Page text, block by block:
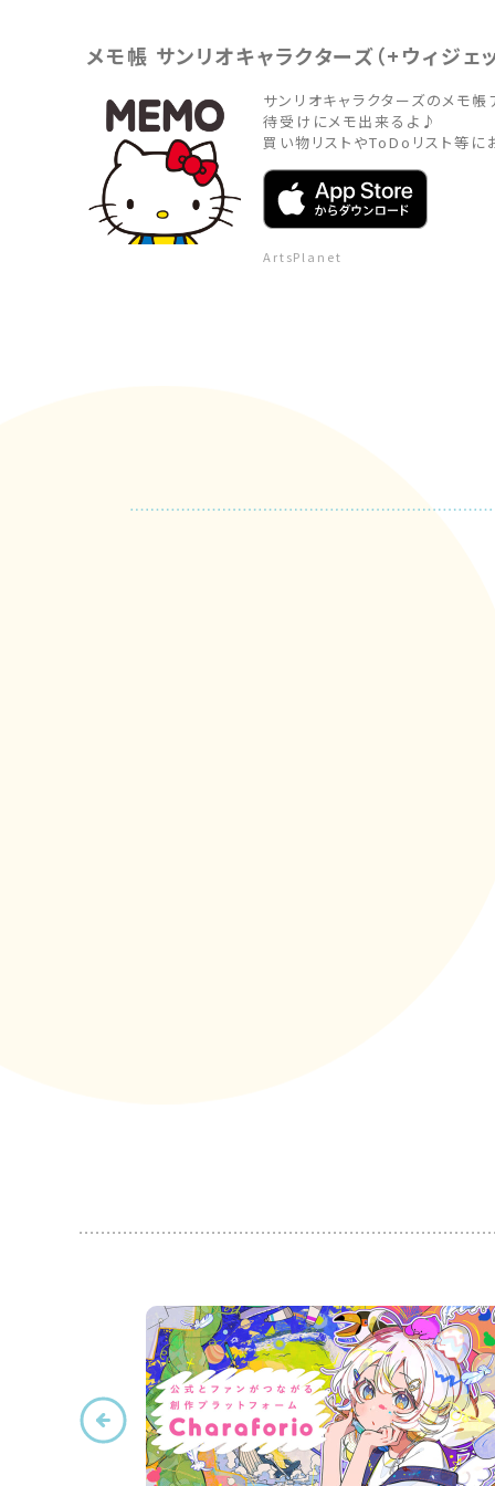
メモ帳 サンリオキャラクターズ（+ウィジェ
サンリオキャラクターズのメモ帳
待受けにメモ出来るよ♪
買い物リストやToDoリスト等に
ArtsPlanet